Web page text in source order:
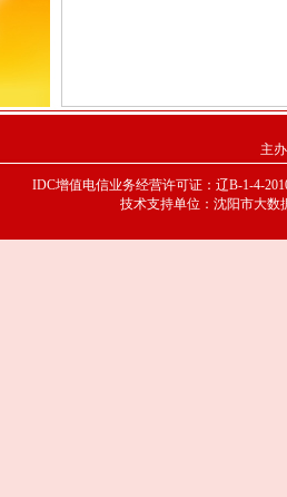
主
IDC增值电信业务经营许可证：辽B-1-4-
技术支持单位：沈阳市大数